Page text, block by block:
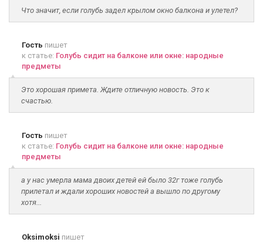
Что значит, если голубь задел крылом окно балкона и улетел?
Гость пишет
к статье: Голубь сидит на балконе или окне: народные
предметы
Это хорошая примета. Ждите отличную новость. Это к
счастью.
Гость пишет
к статье: Голубь сидит на балконе или окне: народные
предметы
а у нас умерла мама двоих детей ей было 32г тоже голубь
прилетал и ждали хороших новостей а вышло по другому
хотя...
Oksimoksi пишет